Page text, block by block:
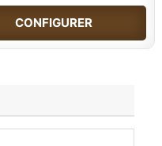
CONFIGURER